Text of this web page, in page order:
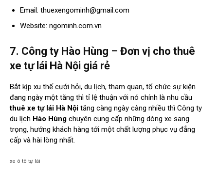
Email: thuexengominh@gmail.com
Website: ngominh.com.vn
7. Công ty Hào Hùng – Đơn vị cho thuê
xe tự lái Hà Nội giá rẻ
Bắt kịp xu thế cưới hỏi, du lịch, tham quan, tổ chức sự kiện
đang ngày một tăng thì tỉ lệ thuận với nó chính là nhu cầu
thuê xe tự lái Hà Nội tăng càng ngày càng nhiều thì Công ty
du lịch Hào Hùng chuyên cung cấp những dòng xe sang
trọng, hướng khách hàng tới một chất lượng phục vụ đẳng
cấp và hài lòng nhất.
xe ô tô tự lái